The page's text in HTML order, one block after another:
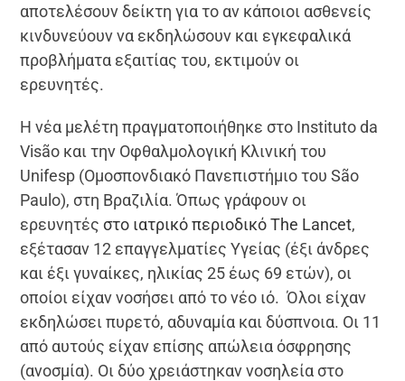
αποτελέσουν δείκτη για το αν κάποιοι ασθενείς
κινδυνεύουν να εκδηλώσουν και εγκεφαλικά
προβλήματα εξαιτίας του, εκτιμούν οι
ερευνητές.
Η νέα μελέτη πραγματοποιήθηκε στο Instituto da
Visão και την Οφθαλμολογική Κλινική του
Unifesp (Ομοσπονδιακό Πανεπιστήμιο του São
Paulo), στη Βραζιλία. Όπως γράφουν οι
ερευνητέςστο ιατρικό περιοδικό The Lancet,
εξέτασαν 12 επαγγελματίες Υγείας (έξι άνδρες
και έξι γυναίκες, ηλικίας 25 έως 69 ετών), οι
οποίοι είχαν νοσήσει από το νέο ιό. Όλοι είχαν
εκδηλώσει πυρετό, αδυναμία και δύσπνοια. Οι 11
από αυτούς είχαν επίσης απώλεια όσφρησης
(ανοσμία). Οι δύο χρειάστηκαν νοσηλεία στο